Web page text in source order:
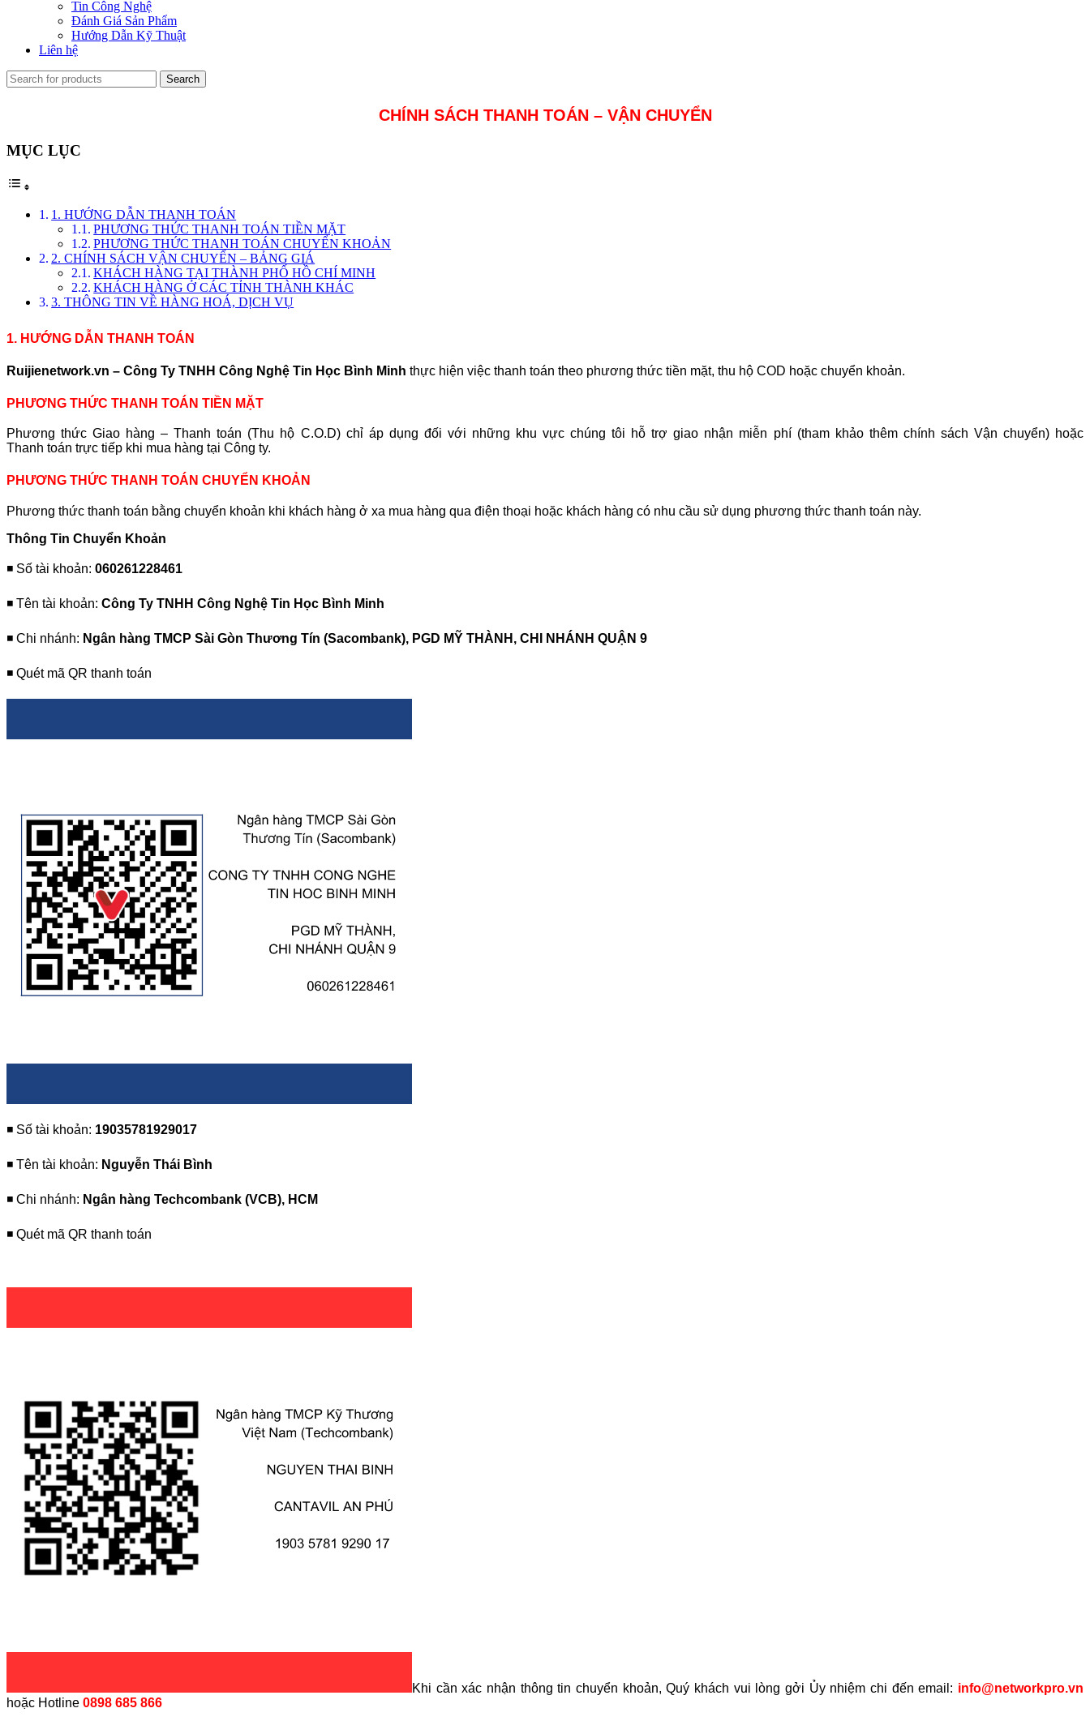
Tin Công Nghệ
Đánh Giá Sản Phẩm
Hướng Dẫn Kỹ Thuật
Liên hệ
Search
CHÍNH SÁCH THANH TOÁN – VẬN CHUYỂN
MỤC LỤC
1. HƯỚNG DẪN THANH TOÁN
PHƯƠNG THỨC THANH TOÁN TIỀN MẶT
PHƯƠNG THỨC THANH TOÁN CHUYỂN KHOẢN
2. CHÍNH SÁCH VẬN CHUYỂN – BẢNG GIÁ
KHÁCH HÀNG TẠI THÀNH PHỐ HỒ CHÍ MINH
KHÁCH HÀNG Ở CÁC TỈNH THÀNH KHÁC
3. THÔNG TIN VỀ HÀNG HOÁ, DỊCH VỤ
1. HƯỚNG DẪN THANH TOÁN
Ruijienetwork.vn – Công Ty TNHH Công Nghệ Tin Học Bình Minh thực hiện việc thanh toán theo phương thức tiền mặt, thu hộ COD hoặc chuyển khoản.
PHƯƠNG THỨC THANH TOÁN TIỀN MẶT
Phương thức Giao hàng – Thanh toán (Thu hộ C.O.D) chỉ áp dụng đối với những khu vực chúng tôi hỗ trợ giao nhận miễn phí (tham khảo thêm chính sách Vận chuyển) hoặc
Thanh toán trực tiếp khi mua hàng tại Công ty.
PHƯƠNG THỨC THANH TOÁN CHUYỂN KHOẢN
Phương thức thanh toán bằng chuyển khoản khi khách hàng ở xa mua hàng qua điện thoại hoặc khách hàng có nhu cầu sử dụng phương thức thanh toán này.
Thông Tin Chuyển Khoản
◾️ Số tài khoản: 060261228461
◾️ Tên tài khoản: Công Ty TNHH Công Nghệ Tin Học Bình Minh
◾️ Chi nhánh: Ngân hàng TMCP Sài Gòn Thương Tín (Sacombank), PGD MỸ THÀNH, CHI NHÁNH QUẬN 9
◾️ Quét mã QR thanh toán
◾️ Số tài khoản: 19035781929017
◾️ Tên tài khoản: Nguyễn Thái Bình
◾️ Chi nhánh: Ngân hàng Techcombank (VCB), HCM
◾️ Quét mã QR thanh toán
Khi cần xác nhận thông tin chuyển khoản, Quý khách vui lòng gởi Ủy nhiệm chi đến email: info@networkpro.vn
hoặc Hotline 0898 685 866